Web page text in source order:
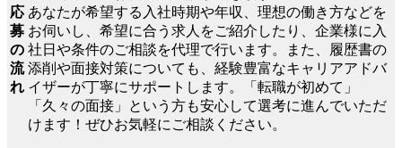
応
募
の
流
れ
あなたが希望する入社時期や年収、理想の働き方などを
お伺いし、希望に合う求人をご紹介したり、企業様に入
社日や条件のご相談を代理で行います。また、履歴書の
添削や面接対策についても、経験豊富なキャリアアドバ
イザーが丁寧にサポートします。「転職が初めて」
「久々の面接」という方も安心して選考に進んでいただ
けます！ぜひお気軽にご相談ください。